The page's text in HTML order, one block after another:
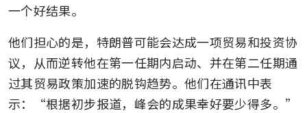
一个好结果。
他们担心的是，特朗普可能会达成一项贸易和投资协
议，从而逆转他在第一任期内启动、并在第二任期通
过其贸易政策加速的脱钩趋势。他们在通讯中表
示：“根据初步报道，峰会的成果幸好要少得多。”